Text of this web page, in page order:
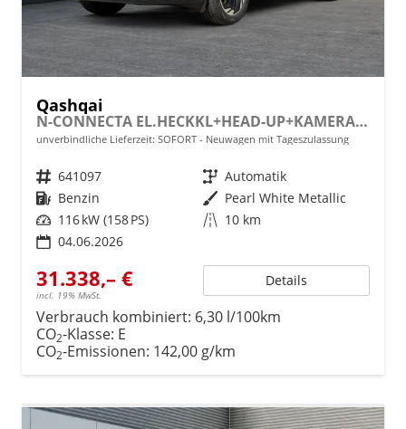
Qashqai
N-CONNECTA EL.HECKKL+HEAD-UP+KAMERA+ACC+PDC+SHZ+LED
unverbindliche Lieferzeit: SOFORT Neuwagen mit Tageszulassung
Fahrzeugnr. 641097 Getriebe Automatik
Kraftstoff Benzin Außenfarbe Pearl White Metallic
Leistung 116 kW (158 PS) Kilometerstand 10 km
04.06.2026
31.338,– €
incl. 19% MwSt.
Details
Verbrauch kombiniert: 6,30 l/100km
CO2-Klasse: E
CO2-Emissionen: 142,00 g/km